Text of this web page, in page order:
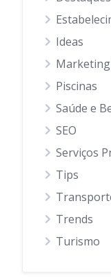
Ideas
Piscinas
Saúde e
SEO
Serviços
Tips
Trends
Turismo